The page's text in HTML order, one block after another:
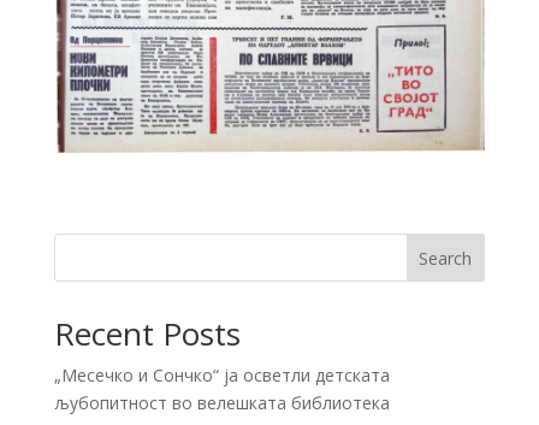
Search
Recent Posts
„Месечко и Сончко“ ја осветли детската
љубопитност во велешката библиотека